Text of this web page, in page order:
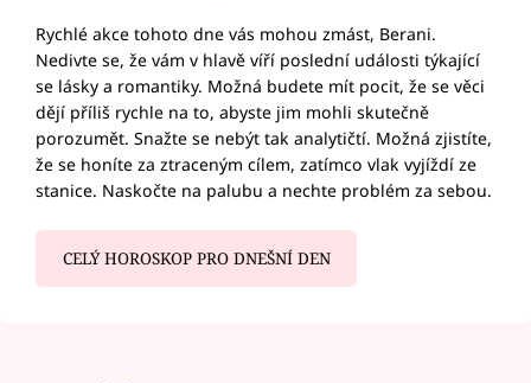
Rychlé akce tohoto dne vás mohou zmást, Berani.
Nedivte se, že vám v hlavě víří poslední události týkající
se lásky a romantiky. Možná budete mít pocit, že se věci
dějí příliš rychle na to, abyste jim mohli skutečně
porozumět. Snažte se nebýt tak analytičtí. Možná zjistíte,
že se honíte za ztraceným cílem, zatímco vlak vyjíždí ze
stanice. Naskočte na palubu a nechte problém za sebou.
CELÝ HOROSKOP PRO DNEŠNÍ DEN